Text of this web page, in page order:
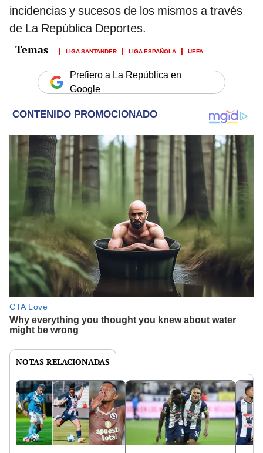
incidencias y sucesos de los mismos a través
de La República Deportes.
LIGA SANTANDER LIGA ESPAÑOLA UEFA
Prefiero a La República en
Google
NOTAS RELACIONADAS